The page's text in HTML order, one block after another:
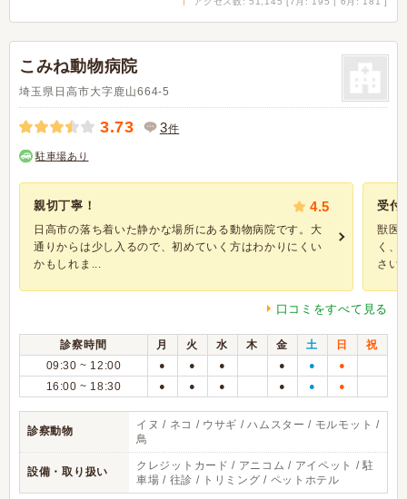
こみね動物病院
埼玉県日高市大字鹿山664-5
3.73 3件
駐車場あり
親切丁寧！ 4.5
日高市の落ち着いた静かな場所にある動物病院です。大
通りからは少し入るので、初めていく方はわかりにくい
かもしれま...
受付
獣医
く、
さい
口コミをすべて見る
診察時間 月 火 水 木 金 土 日
祝
09:30 ~ 12:00
● ● ● ● ● ●
16:00 ~ 18:30 ● ● ● ● ● ●
診察動物
イヌ / ネコ / ウサギ / ハムスター / モルモット /
鳥
設備・取り扱い
クレジットカード / アニコム / アイペット / 駐
車場 / 往診 / トリミング / ペットホテル